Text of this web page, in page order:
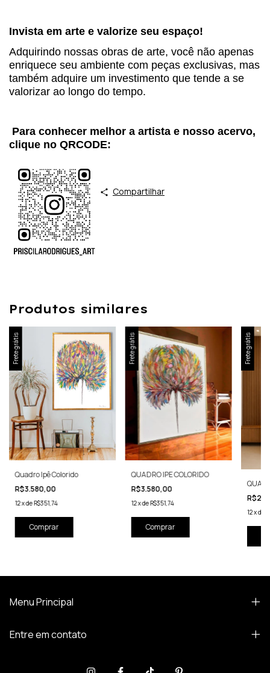
Invista em arte e valorize seu espaço!
Adquirindo nossas obras de arte, você não apenas
enriquece seu ambiente com peças exclusivas, mas
também adquire um investimento que tende a se
valorizar ao longo do tempo.
Para conhecer melhor a artista e nosso acervo,
clique no QRCODE:
Compartilhar
Produtos similares
Frete grátis
Quadro Ipê Colorido
R$3.580,00
12xdeR$351,74
Frete grátis
QUADRO IPE COLORIDO
R$3.580,00
12xdeR$351,74
Frete grátis
12xde
Menu Principal
Entre em contato